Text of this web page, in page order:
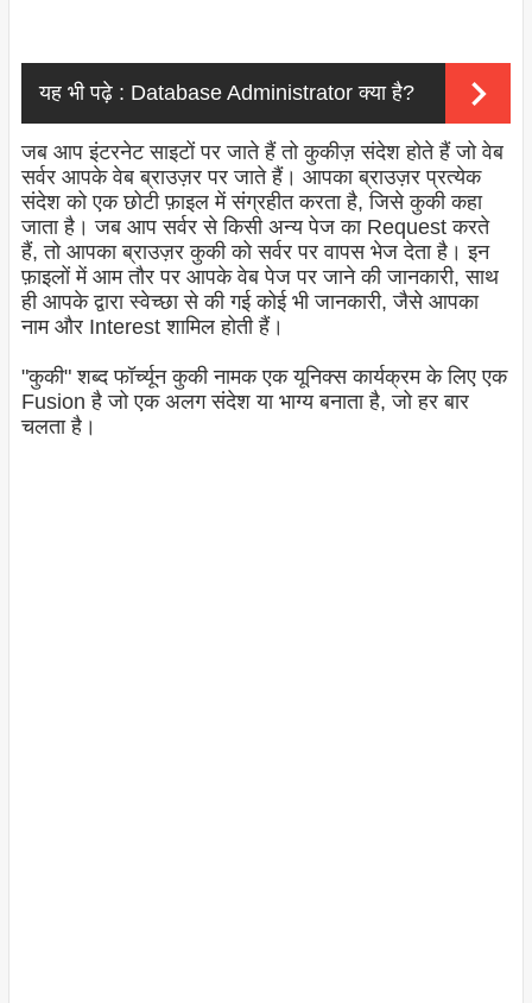
यह भी पढ़े : Database Administrator क्या है?
जब आप इंटरनेट साइटों पर जाते हैं तो कुकीज़ संदेश होते हैं जो वेब
सर्वर आपके वेब ब्राउज़र पर जाते हैं। आपका ब्राउज़र प्रत्येक
संदेश को एक छोटी फ़ाइल में संग्रहीत करता है, जिसे कुकी कहा
जाता है। जब आप सर्वर से किसी अन्य पेज का Request करते
हैं, तो आपका ब्राउज़र कुकी को सर्वर पर वापस भेज देता है। इन
फ़ाइलों में आम तौर पर आपके वेब पेज पर जाने की जानकारी, साथ
ही आपके द्वारा स्वेच्छा से की गई कोई भी जानकारी, जैसे आपका
नाम और Interest शामिल होती हैं।
"कुकी" शब्द फॉर्च्यून कुकी नामक एक यूनिक्स कार्यक्रम के लिए एक
Fusion है जो एक अलग संदेश या भाग्य बनाता है, जो हर बार
चलता है।